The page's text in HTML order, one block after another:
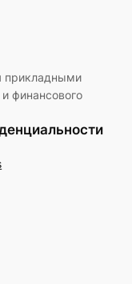
прикладными
финансового